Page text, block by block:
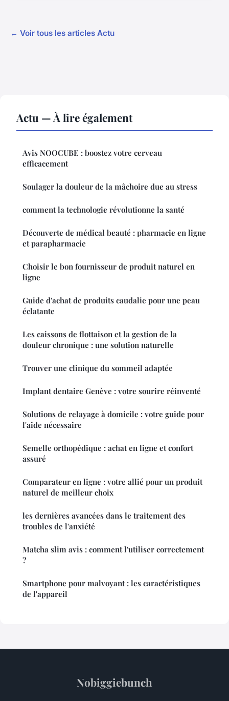
← Voir tous les articles Actu
Actu — À lire également
Avis NOOCUBE : boostez votre cerveau
efficacement
Soulager la douleur de la mâchoire due au stress
comment la technologie révolutionne la santé
Découverte de médical beauté : pharmacie en ligne
et parapharmacie
Choisir le bon fournisseur de produit naturel en
ligne
Guide d'achat de produits caudalie pour une peau
éclatante
Les caissons de flottaison et la gestion de la
douleur chronique : une solution naturelle
Trouver une clinique du sommeil adaptée
Implant dentaire Genève : votre sourire réinventé
Solutions de relayage à domicile : votre guide pour
l'aide nécessaire
Semelle orthopédique : achat en ligne et confort
assuré
Comparateur en ligne : votre allié pour un produit
naturel de meilleur choix
les dernières avancées dans le traitement des
troubles de l'anxiété
Matcha slim avis : comment l'utiliser correctement
?
Smartphone pour malvoyant : les caractéristiques
de l'appareil
Nobiggiebunch